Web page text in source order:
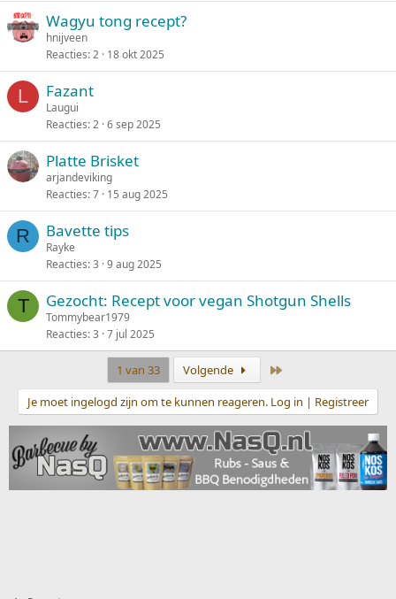
Wagyu tong recept?
hnijveen
Reacties 2 18 okt 2025
L Fazant
Laugui
Reacties 2 6 sep 2025
Platte Brisket
arjandeviking
Reacties 7 15 aug 2025
R Bavette tips
Rayke
Reacties 3 9 aug 2025
T Gezocht: Recept voor vegan Shotgun Shells
Tommybear1979
Reacties 3 7 jul 2025
1 van 33 Volgende
Je moet ingelogd zijn om te kunnen reageren. Log in | Registreer